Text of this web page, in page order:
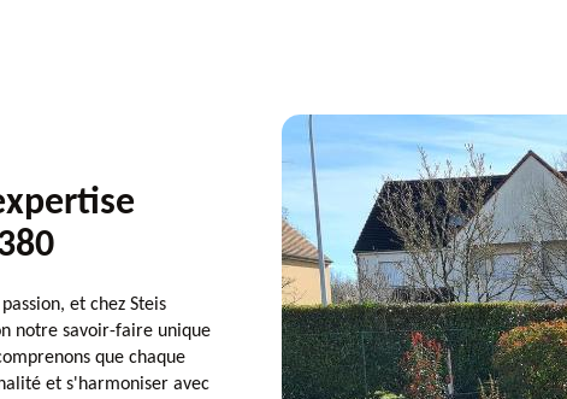
et chez Steis
notre savoir-faire unique
que chaque
et s'harmoniser avec